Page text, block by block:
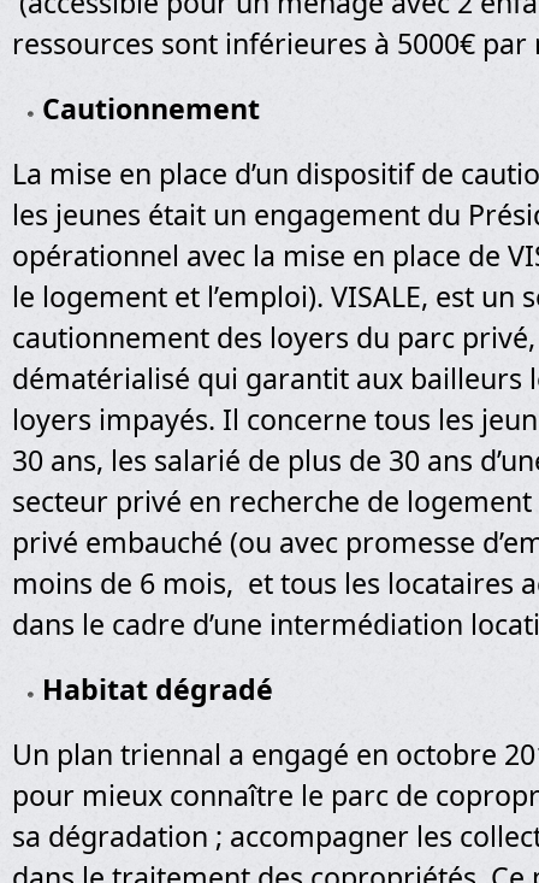
ressources sont inférieures à 5000€ par
Cautionnement
La mise en place d’un dispositif de
les jeunes était un engagement du
opérationnel avec la mise en place de
le logement et l’emploi). VISALE, est un
cautionnement des loyers du parc
dématérialisé qui garantit aux bailleurs
loyers impayés. Il concerne tous les
30 ans, les salarié de plus de 30 ans
secteur privé en recherche de
privé embauché (ou avec promesse
moins de 6 mois, et tous les locataires
dans le cadre d’une intermédiation
Habitat dégradé
Un plan triennal a engagé en octobre
pour mieux connaître le parc de
sa dégradation ; accompagner les